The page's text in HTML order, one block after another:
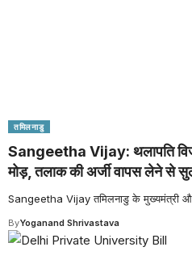
तमिलनाडु
Sangeetha Vijay: थलापति
मोड़, तलाक की अर्जी वापस लेने से
Sangeetha Vijay तमिलनाडु के मुख्यमंत्री
ByYoganand Shrivastava